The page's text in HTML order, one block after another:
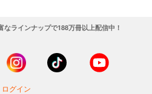
ラインナップで188万冊以上配信中！
ログイン